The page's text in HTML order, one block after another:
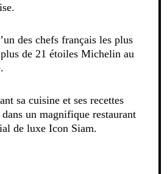
des chefs français les plus
de 21 étoiles Michelin au
sa cuisine et ses recettes
un magnifique restaurant
de luxe Icon Siam.